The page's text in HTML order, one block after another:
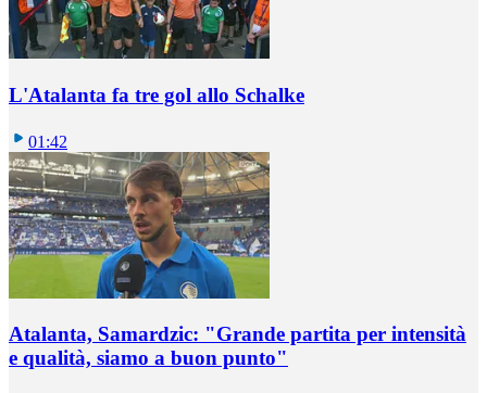
L'Atalanta fa tre gol allo Schalke
01:42
Atalanta, Samardzic: "Grande partita per intensità
e qualità, siamo a buon punto"